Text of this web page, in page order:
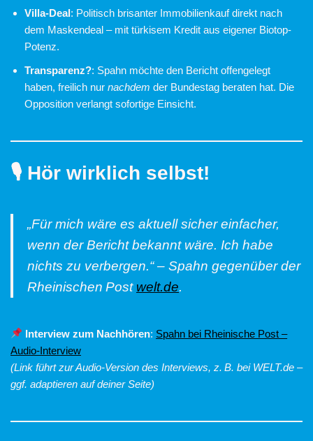
Villa‑Deal: Politisch brisanter Immobilienkauf direkt nach
dem Maskendeal – mit türkisem Kredit aus eigener Biotop-
Potenz.
Transparenz?: Spahn möchte den Bericht offengelegt
haben, freilich nur nachdem der Bundestag beraten hat. Die
Opposition verlangt sofortige Einsicht.
🎙 Hör wirklich selbst!
„Für mich wäre es aktuell sicher einfacher,
wenn der Bericht bekannt wäre. Ich habe
nichts zu verbergen.“ – Spahn gegenüber der
Rheinischen Post welt.de.
Interview zum Nachhören: Spahn bei Rheinische Post –
Audio-Interview
(Link führt zur Audio-Version des Interviews, z. B. bei WELT.de –
ggf. adaptieren auf deiner Seite)